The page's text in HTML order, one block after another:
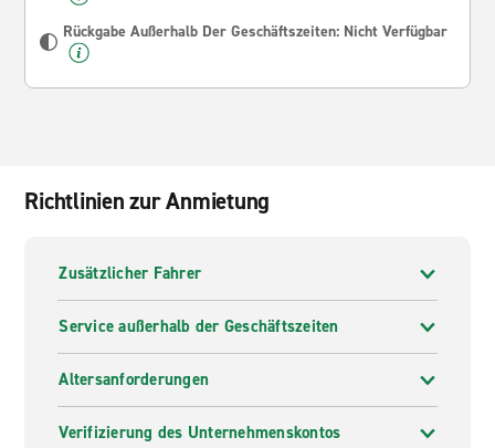
Rückgabe Außerhalb Der Geschäftszeiten: Nicht Verfügbar
Richtlinien zur Anmietung
Zusätzlicher Fahrer
Service außerhalb der Geschäftszeiten
Altersanforderungen
Verifizierung des Unternehmenskontos